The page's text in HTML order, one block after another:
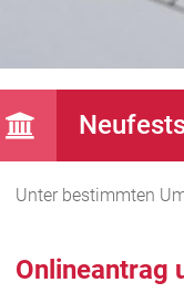
Unter bestimmten
Onlineantrag